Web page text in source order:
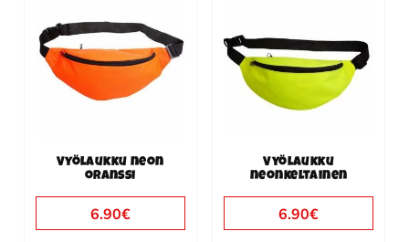
Vyölaukku neon
oranssi
6.90€
Vyölaukku
neonkeltainen
6.90€